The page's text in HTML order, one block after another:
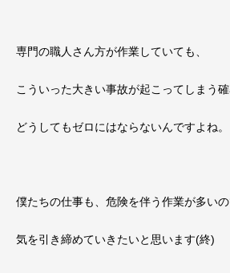
専門の職人さん方が作業していても、
こういった大きい事故が起こってしまう確
どうしてもゼロにはならないんですよね。
僕たちの仕事も、危険を伴う作業が多いの
気を引き締めていきたいと思います(終)